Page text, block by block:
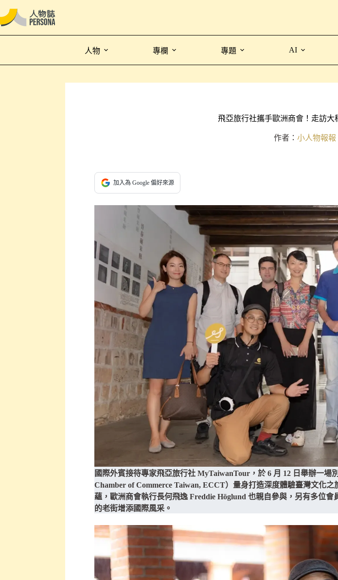
人物 專欄 專題 AI
飛亞旅行社攜手歐洲商會！走訪
作者： 小人物報報
加入為 Google 偏好來源
國際外賓接待專家飛亞旅行社 MyTaiwanTour，於 6 月 12 日舉辦一
Chamber of Commerce Taiwan, ECCT）量身打造深度體驗臺灣文化
蘊，歐洲商會執行長何飛逸 Freddie Höglund 也親自參與，另有多位
的老街增添國際風采。